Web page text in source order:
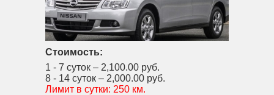
Стоимость:
1 - 7 суток – 2,100.00 руб.
8 - 14 суток – 2,000.00 руб.
Лимит в сутки: 250 км.